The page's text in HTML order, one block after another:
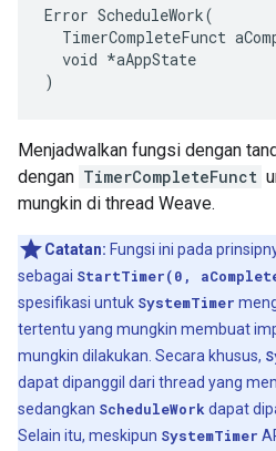
Error ScheduleWork(
TimerCompleteFunct
  void *aAppState
)
Menjadwalkan fungsi dengan
dengan TimerCompleteFunct
mungkin di thread Weave.
Catatan: Fungsi ini pada
sebagai StartTimer(0,
spesifikasi untuk SystemTimer
tertentu yang mungkin membuat
mungkin dilakukan. Secara khusus,
dapat dipanggil dari thread yang
sedangkan ScheduleWork dapat
Selain itu, meskipun SystemTimer